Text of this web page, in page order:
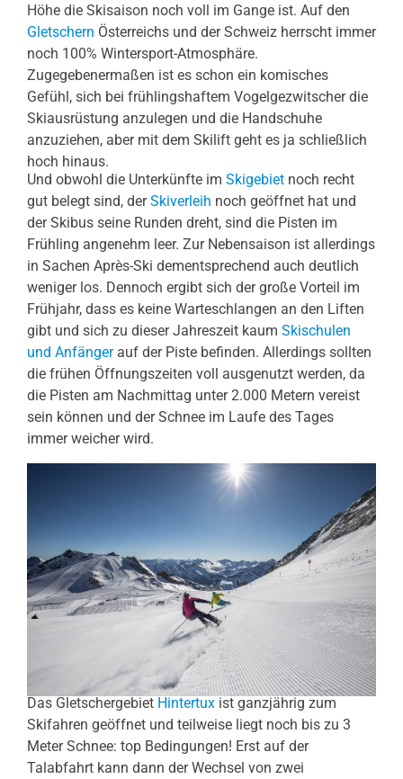
Höhe die Skisaison noch voll im Gange ist. Auf den
Gletschern Österreichs und der Schweiz herrscht immer
noch 100% Wintersport-Atmosphäre.
Zugegebenermaßen ist es schon ein komisches
Gefühl, sich bei frühlingshaftem Vogelgezwitscher die
Skiausrüstung anzulegen und die Handschuhe
anzuziehen, aber mit dem Skilift geht es ja schließlich
hoch hinaus.
Und obwohl die Unterkünfte im Skigebiet noch recht
gut belegt sind, derSkiverleih noch geöffnet hat und
der Skibus seine Runden dreht, sind die Pisten im
Frühling angenehm leer. Zur Nebensaison ist allerdings
in Sachen Après-Ski dementsprechend auch deutlich
weniger los. Dennoch ergibt sich der große Vorteil im
Frühjahr, dass es keine Warteschlangen an den Liften
gibt und sich zu dieser Jahreszeit kaum Skischulen
und Anfängerauf der Piste befinden. Allerdings sollten
die frühen Öffnungszeiten voll ausgenutzt werden, da
die Pisten am Nachmittag unter 2.000 Metern vereist
sein können und der Schnee im Laufe des Tages
immer weicher wird.
Das Gletschergebiet Hintertux ist ganzjährig zum
Skifahren geöffnet und teilweise liegt noch bis zu 3
Meter Schnee: top Bedingungen! Erst auf der
Talabfahrt kann dann der Wechsel von zwei